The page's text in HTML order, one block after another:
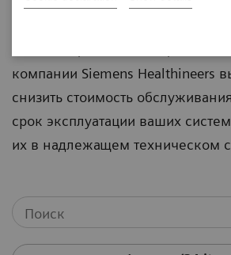
компании Siemens Healthineers
снизить стоимость
срок эксплуатации ваших
их в надлежащем техническом